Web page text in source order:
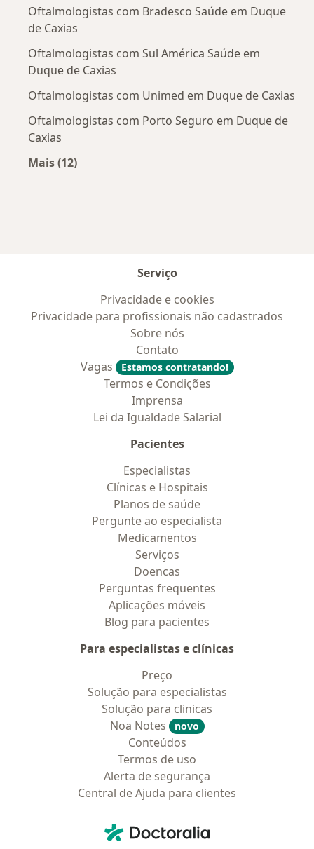
Oftalmologistas com Bradesco Saúde em Duque
de Caxias
Oftalmologistas com Sul América Saúde em
Duque de Caxias
Oftalmologistas com Unimed em Duque de Caxias
Oftalmologistas com Porto Seguro em Duque de
Caxias
Mais (12)
Serviço
Privacidade e cookies
Privacidade para profissionais não cadastrados
Sobre nós
Contato
Vagas
Estamos contratando!
Termos e Condições
Imprensa
Lei da Igualdade Salarial
Pacientes
Especialistas
Clínicas e Hospitais
Planos de saúde
Pergunte ao especialista
Medicamentos
Serviços
Doencas
Perguntas frequentes
Aplicações móveis
Blog para pacientes
Para especialistas e clínicas
Preço
Solução para especialistas
Solução para clinicas
Noa Notes
novo
Conteúdos
Termos de uso
Alerta de segurança
Central de Ajuda para clientes
Doctoralia - Homepage